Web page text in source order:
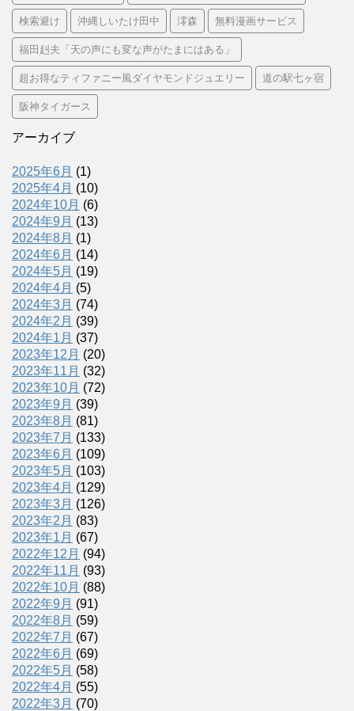
検索避け 沖縄しいたけ田中 澪森 無料漫画サービス
福田赳夫「天の声にも変な声がたまにはある」
超お得なティファニー風ダイヤモンドジュエリー 道の駅七ヶ宿
阪神タイガース
アーカイブ
2025年6月 (1)
2025年4月 (10)
2024年10月 (6)
2024年9月 (13)
2024年8月 (1)
2024年6月 (14)
2024年5月 (19)
2024年4月 (5)
2024年3月 (74)
2024年2月 (39)
2024年1月 (37)
2023年12月 (20)
2023年11月 (32)
2023年10月 (72)
2023年9月 (39)
2023年8月 (81)
2023年7月 (133)
2023年6月 (109)
2023年5月 (103)
2023年4月 (129)
2023年3月 (126)
2023年2月 (83)
2023年1月 (67)
2022年12月 (94)
2022年11月 (93)
2022年10月 (88)
2022年9月 (91)
2022年8月 (59)
2022年7月 (67)
2022年6月 (69)
2022年5月 (58)
2022年4月 (55)
2022年3月 (70)